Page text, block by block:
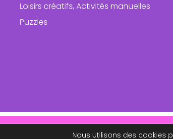
Loisirs créatifs, Activités manuelles
Puzzles
Nous utilisons des cookies